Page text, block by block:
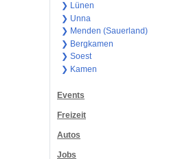
❯ Lünen
❯ Unna
❯ Menden (Sauerland)
❯ Bergkamen
❯ Soest
❯ Kamen
Events
Freizeit
Autos
Jobs